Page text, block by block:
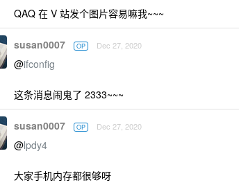
QAQ 在 V 站发个图片容易嘛我~~~
susan0007 OP Dec 27, 2020
@ifconfig
这条消息闹鬼了 2333~~~
susan0007 OP Dec 27, 2020
@lpdy4
大家手机内存都很够呀